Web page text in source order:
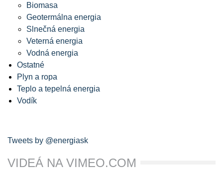
Biomasa
Geotermálna energia
Slnečná energia
Veterná energia
Vodná energia
Ostatné
Plyn a ropa
Teplo a tepelná energia
Vodík
Tweets by @energiask
VIDEÁ NA VIMEO.COM